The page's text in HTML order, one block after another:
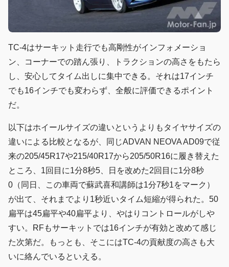
TC-4はサーキット走行でも高剛性がインフォメーショ
ン、コーナーでの踏ん張り、トラクションの高さをもたら
し、安心してタイム出しに集中できる。それは17インチ
でも16インチでも変わらず、全般に評価できるポイント
だ。
以下はホイールサイズの違いというよりもタイヤサイズの
違いによる比較となるが、同じADVAN NEOVA AD09で従
来の205/45R17や215/40R17から205/50R16に履き替えた
ところ、1回目に1分8秒5、日を改めた2回目に1分8秒
0（同日、この車両で蘇武喜和講師は1分7秒1をマーク）
が出て、それまでより1秒近いタイム短縮が得られた。50
扁平は45扁平や40扁平より、やはりコントロールがしや
すい。RFもサーキットでは16インチが有効と改めて感じ
た次第だ。もっとも、そこにはTC-4の貢献度の高さも大
いに絡んでいるといえる。